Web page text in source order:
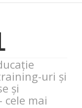
uri și
și
mai